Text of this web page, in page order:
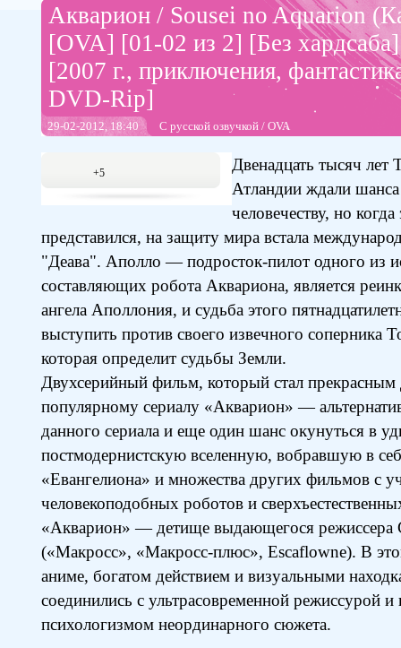
Акварион / Sousei no Aquarion
[OVA] [01-02 из 2] [Без
[2007 г., приключения,
DVD-Rip]
29-02-2012, 18:40 С русской озвучкой / OVA
+5
Двенадцать тысяч
Атландии ждали
человечеству, но
представился, на защиту мира встала
"Деава". Аполло — подросток-пилот одного из
составляющих робота Аквариона, является
ангела Аполлония, и судьба этого
выступить против своего извечного
которая определит судьбы Земли.
Двухсерийный фильм, который стал
популярному сериалу «Акварион» —
данного сериала и еще один шанс окунуться в
постмодернистскую вселенную, вобравшую в
«Евангелиона» и множества других фильмов с
человекоподобных роботов и
«Акварион» — детище выдающегося режиссера
(«Макросс», «Макросс-плюс», Escaflowne). В
аниме, богатом действием и визуальными
соединились с ультрасовременной режиссурой
психологизмом неординарного сюжета.